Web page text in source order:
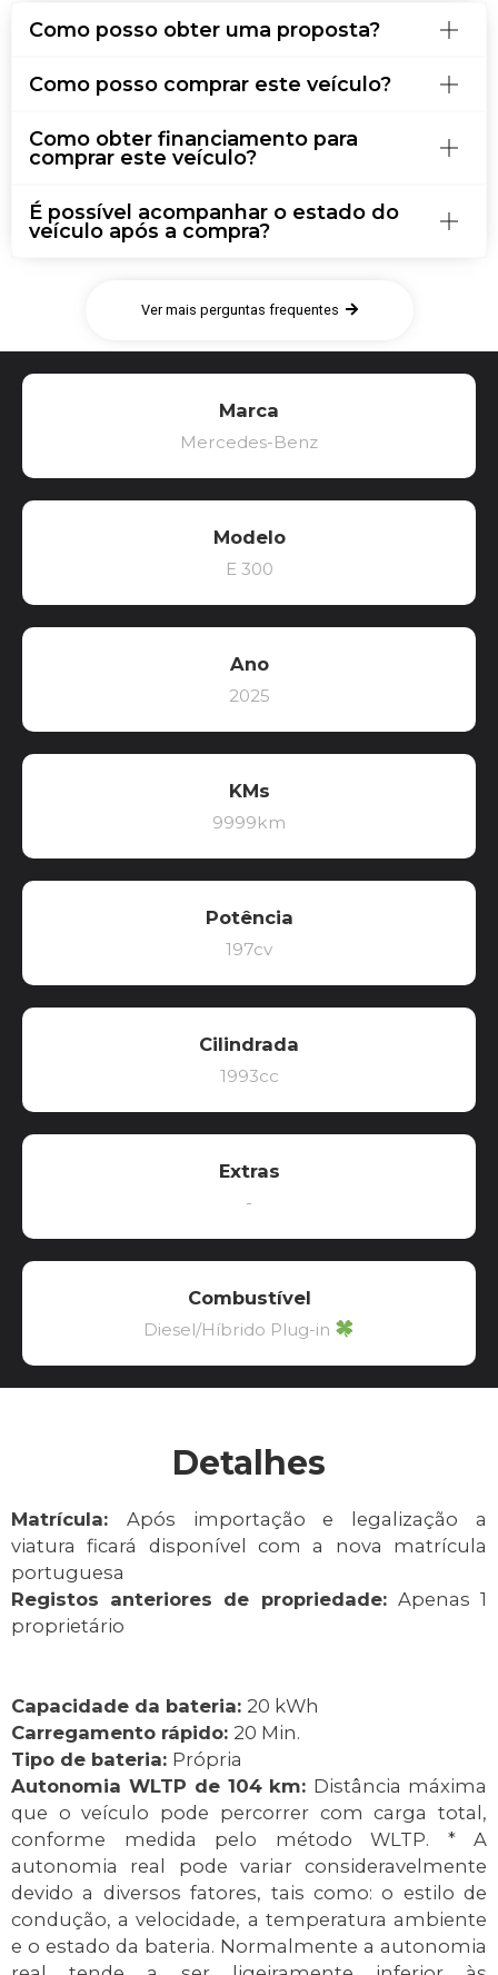
Como posso obter uma proposta?
Como posso comprar este veículo?
Como obter financiamento para
comprar este veículo?
É possível acompanhar o estado do
veículo após a compra?
Ver mais perguntas frequentes
Marca
Mercedes-Benz
Modelo
E 300
Ano
2025
KMs
9999km
Potência
197cv
Cilindrada
1993cc
Extras
-
Combustível
Diesel/Híbrido Plug-in
Detalhes
Matrícula: Após importação e legalização a
viatura ficará disponível com a nova matrícula
portuguesa
Registos anteriores de propriedade: Apenas 1
proprietário
Capacidade da bateria: 20 kWh
Carregamento rápido: 20 Min.
Tipo de bateria: Própria
Autonomia WLTP de 104 km: Distância máxima
que o veículo pode percorrer com carga total,
conforme medida pelo método WLTP. * A
autonomia real pode variar consideravelmente
devido a diversos fatores, tais como: o estilo de
condução, a velocidade, a temperatura ambiente
e o estado da bateria. Normalmente a autonomia